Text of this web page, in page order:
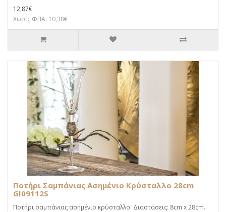
12,87€
Χωρίς ΦΠΑ: 10,38€
Ποτήρι Σαμπάνιας Ασημένιο Κρύσταλλο 28cm
GI09112S
Ποτήρι σαμπάνιας ασημένιο κρύσταλλο. Διαστάσεις: 8cm x 28cm..